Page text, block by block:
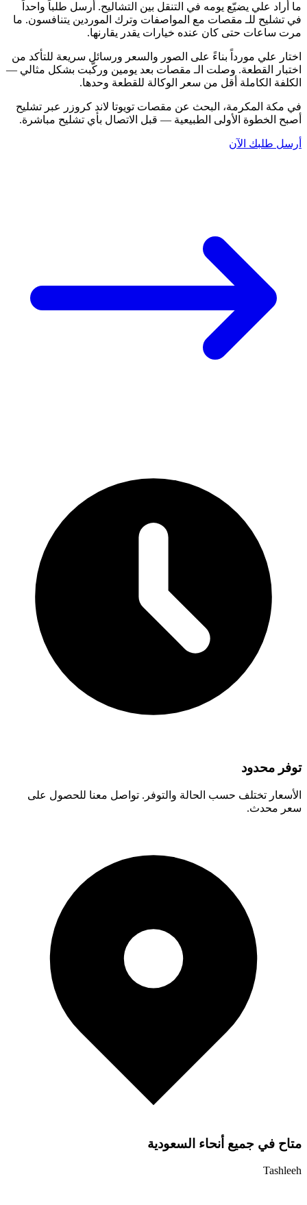
ما أراد علي يضيّع يومه في التنقل بين التشاليح. أرسل طلباً واحداً
في تشليح للـ مقصات مع المواصفات وترك الموردين يتنافسون. ما
مرت ساعات حتى كان عنده خيارات يقدر يقارنها.
اختار علي مورداً بناءً على الصور والسعر ورسائل سريعة للتأكد من
اختبار القطعة. وصلت الـ مقصات بعد يومين وركّبت بشكل مثالي —
الكلفة الكاملة أقل من سعر الوكالة للقطعة وحدها.
في مكة المكرمة، البحث عن مقصات تويوتا لاند كروزر عبر تشليح
أصبح الخطوة الأولى الطبيعية — قبل الاتصال بأي تشليح مباشرة.
أرسل طلبك الآن
توفر محدود
الأسعار تختلف حسب الحالة والتوفر. تواصل معنا للحصول على
سعر محدث.
متاح في جميع أنحاء السعودية
Tashleeh